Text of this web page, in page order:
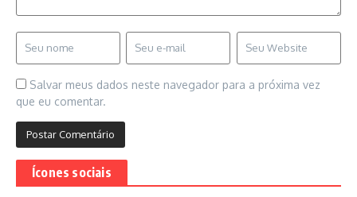
Salvar meus dados neste navegador para a próxima vez
que eu comentar.
Ícones sociais